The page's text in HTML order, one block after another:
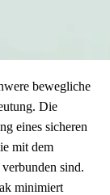
bewegliche
Die
eines sicheren
mit dem
sind.
minimiert